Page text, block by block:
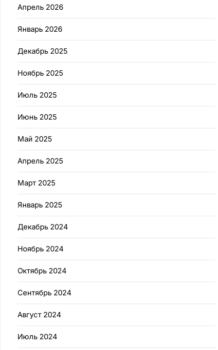
Апрель 2026
Январь 2026
Декабрь 2025
Ноябрь 2025
Июль 2025
Июнь 2025
Май 2025
Апрель 2025
Март 2025
Январь 2025
Декабрь 2024
Ноябрь 2024
Октябрь 2024
Сентябрь 2024
Август 2024
Июль 2024